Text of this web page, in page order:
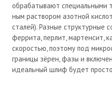
обрабатывают специальными
ным раствором азотной
сталей). Разные структурные
феррита, перлит, мартенсит,
скоростью, поэтому под
границы зёрен, фазы и
идеальный шлиф будет